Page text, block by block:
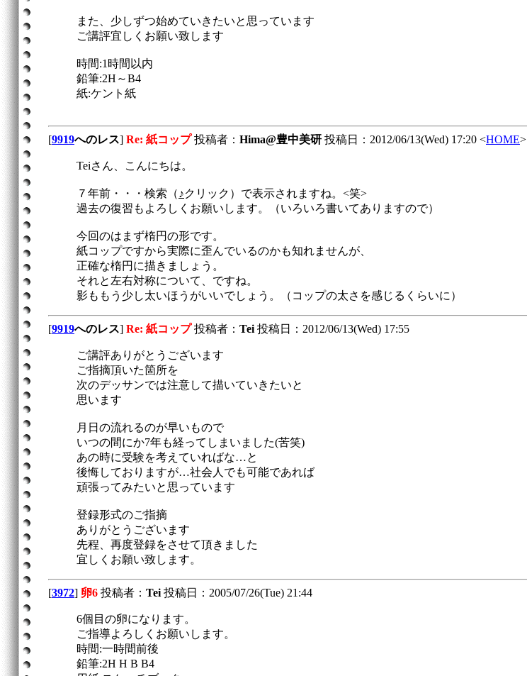
また、少しずつ始めていきたいと思っています
ご講評宜しくお願い致します
時間:1時間以内
鉛筆:2H～B4
紙:ケント紙
[9919へのレス] Re: 紙コップ投稿者： Hima@豊中美研 投稿日：2012/06/13(Wed) 17:20 <HOME>
Teiさん、こんにちは。
７年前・・・検索（♪クリック）で表示されますね。<笑>
過去の復習もよろしくお願いします。（いろいろ書いてありますので）
今回のはまず楕円の形です。
紙コップですから実際に歪んでいるのかも知れませんが、
正確な楕円に描きましょう。
それと左右対称について、ですね。
影ももう少し太いほうがいいでしょう。（コップの太さを感じるくらいに）
[9919へのレス] Re: 紙コップ投稿者： Tei 投稿日：2012/06/13(Wed) 17:55
ご講評ありがとうございます
ご指摘頂いた箇所を
次のデッサンでは注意して描いていきたいと
思います
月日の流れるのが早いもので
いつの間にか7年も経ってしまいました(苦笑)
あの時に受験を考えていればな…と
後悔しておりますが…社会人でも可能であれば
頑張ってみたいと思っています
登録形式のご指摘
ありがとうございます
先程、再度登録をさせて頂きました
宜しくお願い致します。
[3972] 卵6 投稿者： Tei 投稿日：2005/07/26(Tue) 21:44
6個目の卵になります。
ご指導よろしくお願いします。
時間:一時間前後
鉛筆:2H H B B4